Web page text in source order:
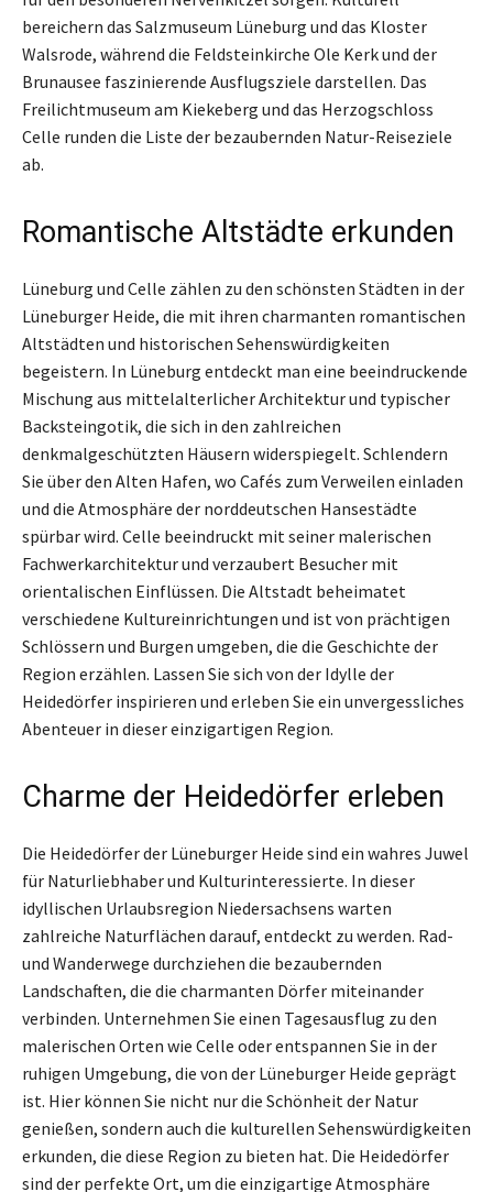
bereichern das Salzmuseum Lüneburg und das Kloster
Walsrode, während die Feldsteinkirche Ole Kerk und der
Brunausee faszinierende Ausflugsziele darstellen. Das
Freilichtmuseum am Kiekeberg und das Herzogschloss
Celle runden die Liste der bezaubernden Natur-Reiseziele
ab.
Romantische Altstädte erkunden
Lüneburg und Celle zählen zu den schönsten Städten in der
Lüneburger Heide, die mit ihren charmanten romantischen
Altstädten und historischen Sehenswürdigkeiten
begeistern. In Lüneburg entdeckt man eine beeindruckende
Mischung aus mittelalterlicher Architektur und typischer
Backsteingotik, die sich in den zahlreichen
denkmalgeschützten Häusern widerspiegelt. Schlendern
Sie über den Alten Hafen, wo Cafés zum Verweilen einladen
und die Atmosphäre der norddeutschen Hansestädte
spürbar wird. Celle beeindruckt mit seiner malerischen
Fachwerkarchitektur und verzaubert Besucher mit
orientalischen Einflüssen. Die Altstadt beheimatet
verschiedene Kultureinrichtungen und ist von prächtigen
Schlössern und Burgen umgeben, die die Geschichte der
Region erzählen. Lassen Sie sich von der Idylle der
Heidedörfer inspirieren und erleben Sie ein unvergessliches
Abenteuer in dieser einzigartigen Region.
Charme der Heidedörfer erleben
Die Heidedörfer der Lüneburger Heide sind ein wahres Juwel
für Naturliebhaber und Kulturinteressierte. In dieser
idyllischen Urlaubsregion Niedersachsens warten
zahlreiche Naturflächen darauf, entdeckt zu werden. Rad-
und Wanderwege durchziehen die bezaubernden
Landschaften, die die charmanten Dörfer miteinander
verbinden. Unternehmen Sie einen Tagesausflug zu den
malerischen Orten wie Celle oder entspannen Sie in der
ruhigen Umgebung, die von der Lüneburger Heide geprägt
ist. Hier können Sie nicht nur die Schönheit der Natur
genießen, sondern auch die kulturellen Sehenswürdigkeiten
erkunden, die diese Region zu bieten hat. Die Heidedörfer
sind der perfekte Ort, um die einzigartige Atmosphäre